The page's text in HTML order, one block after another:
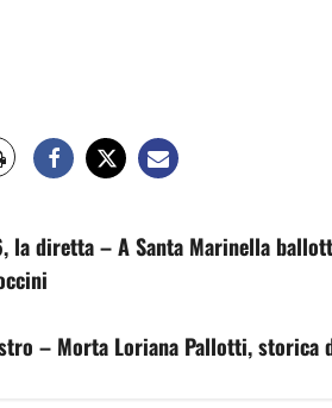
la diretta – A Santa Marinella
– Morta Loriana Pallotti, storica